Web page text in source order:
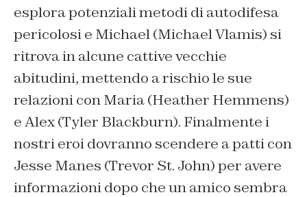
esplora potenziali metodi di autodifesa
pericolosi e Michael (Michael Vlamis) si
ritrova in alcune cattive vecchie
abitudini, mettendo a rischio le sue
relazioni con Maria (Heather Hemmens)
e Alex (Tyler Blackburn). Finalmente i
nostri eroi dovranno scendere a patti con
Jesse Manes (Trevor St. John) per avere
informazioni dopo che un amico sembra